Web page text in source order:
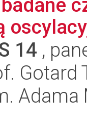
14 ,
Gotard